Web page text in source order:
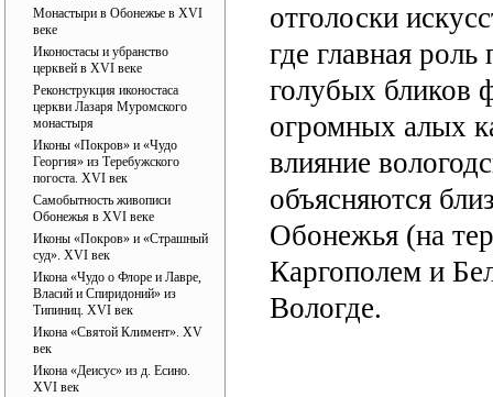
Монастыри в Обонежье в XVI
веке
Иконостасы и убранство
церквей в XVI веке
Реконструкция иконостаса
церкви Лазаря Муромского
монастыря
Иконы «Покров» и «Чудо
Георгия» из Теребужского
погоста. XVI век
Самобытность живописи
Обонежья в XVI веке
Иконы «Покров» и «Страшный
суд». XVI век
Икона «Чудо о Флоре и Лавре,
Власий и Спиридоний» из
Типиниц. XVI век
Икона «Святой Климент». XV
век
Икона «Деисус» из д. Есино.
XVI век
отголоски
где главная
голубых бликов
огромных алых
влияние
объясняются
Обонежья (на
Каргополем и
Вологде.